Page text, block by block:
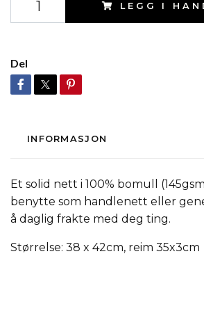
LEGG I
Del
INFORMASJON
Et solid nett i 100% bomull
benytte som handlenett eller
å daglig frakte med deg ting.
Størrelse: 38 x 42cm, reim 35x3cm